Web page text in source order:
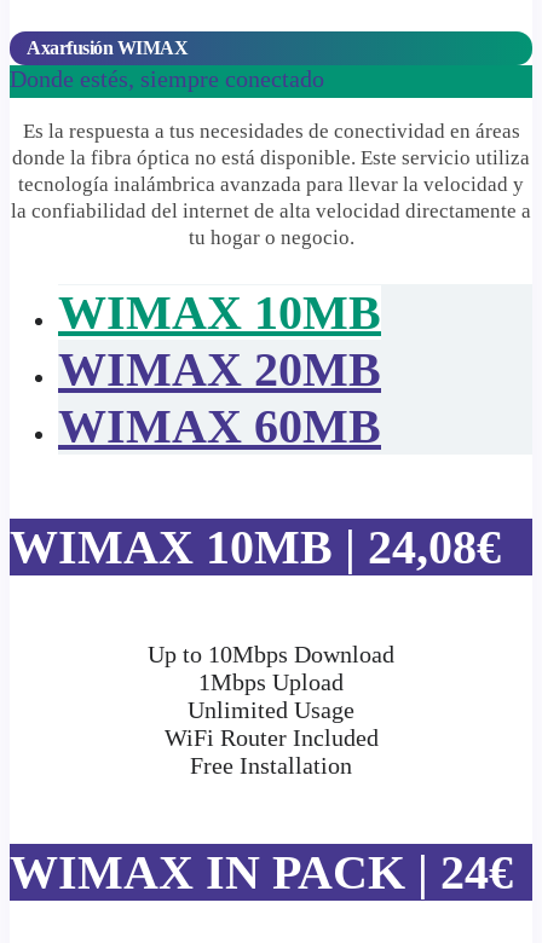
Axarfusión WIMAX
Donde estés, siempre conectado
Es la respuesta a tus necesidades de conectividad en áreas
donde la fibra óptica no está disponible. Este servicio utiliza
tecnología inalámbrica avanzada para llevar la velocidad y
la confiabilidad del internet de alta velocidad directamente a
tu hogar o negocio.
WIMAX 10MB
WIMAX 20MB
WIMAX 60MB
WIMAX 10MB | 24,08€
Up to 10Mbps Download
1Mbps Upload
Unlimited Usage
WiFi Router Included
Free Installation
WIMAX IN PACK | 24€